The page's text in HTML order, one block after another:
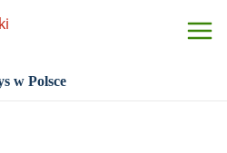
w Polsce